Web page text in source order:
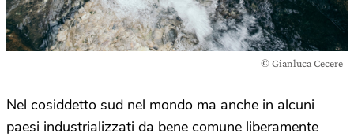
© Gianluca Cecere
Nel cosiddetto sud nel mondo ma anche in alcuni
paesi industrializzati da bene comune liberamente